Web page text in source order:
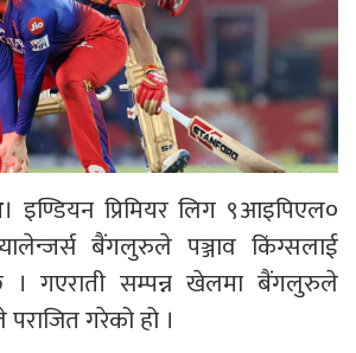
। इण्डियन प्रिमियर लिग ९आइपिएल०
बैंगलुरुले पञ्जाव किंग्सलाई
। गएराती सम्पन्न खेलमा बैंगलुरुले
गरेको हो ।